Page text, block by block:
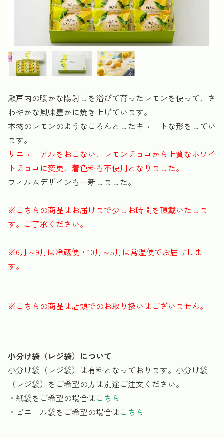
瀬戸内の暖かな陽射しを浴びて育ったレモンを使って、さ
わやかな風味豊かに焼き上げています。
本物のレモンのようなころんとしたキュートな形をしてい
ます。
リニューアルをおこない、レモンチョコから上質なホワイ
トチョコに変更、着色料も不使用となりました。
フィルムデザインも一新しました。
※こちらの商品はお届けまで少しお時間を頂戴いたしま
す。ご了承ください。
※6月～9月は冷蔵便・10月～5月は常温便でお届けしま
す。
※こちらの商品は店頭でのお取り扱いはございません。
小分け袋（レジ袋）について
小分け袋（レジ袋）は有料となっております。小分け袋
（レジ袋）をご希望の方は別途ご注文ください。
・紙袋をご希望の場合は こちら
・ビニール袋をご希望の場合は こちら